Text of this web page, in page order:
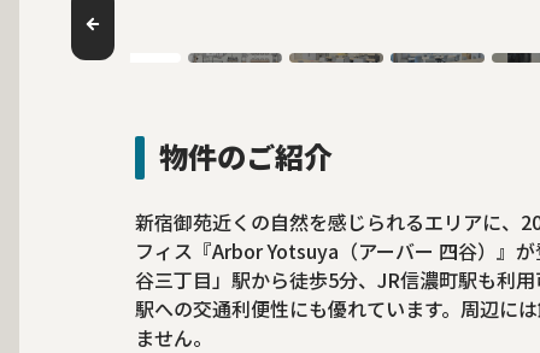
物件のご紹介
新宿御苑近くの自然を感じられるエリアに、
フィス『Arbor Yotsuya（アーバー 四谷）』
谷三丁目」駅から徒歩5分、JR信濃町駅も利
駅への交通利便性にも優れています。周辺に
ません。